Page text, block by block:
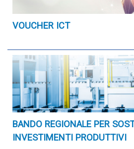
VOUCHER ICT
BANDO REGIONALE PER
INVESTIMENTI PRODUTTIVI